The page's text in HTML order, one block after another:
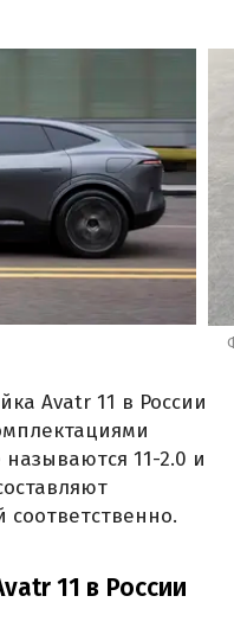
Avatr 11 в России
11-2.0 и
соответственно.
11 в России